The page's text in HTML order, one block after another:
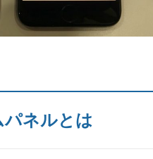
ネルとは